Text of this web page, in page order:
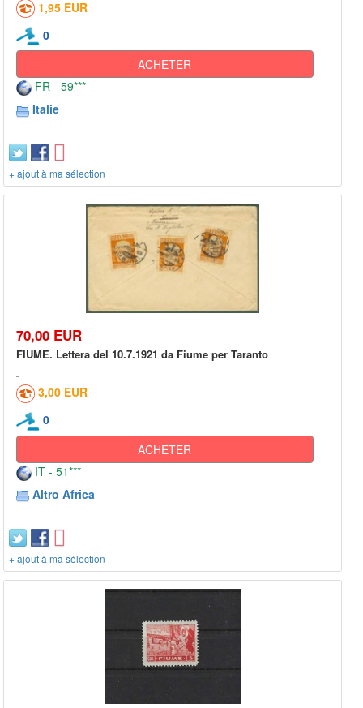
1,95 EUR
0
ACHETER
FR - 59***
Italie
+ ajout à ma sélection
70,00 EUR
FIUME. Lettera del 10.7.1921 da Fiume per Taranto
3,00 EUR
0
ACHETER
IT - 51***
Altro Africa
+ ajout à ma sélection